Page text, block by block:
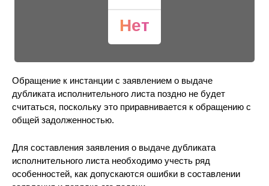
Нет
Обращение к инстанции с заявлением о выдаче
дубликата исполнительного листа поздно не будет
считаться, поскольку это приравнивается к обращению с
общей задолженностью.
Для составления заявления о выдаче дубликата
исполнительного листа необходимо учесть ряд
особенностей, как допускаются ошибки в составлении